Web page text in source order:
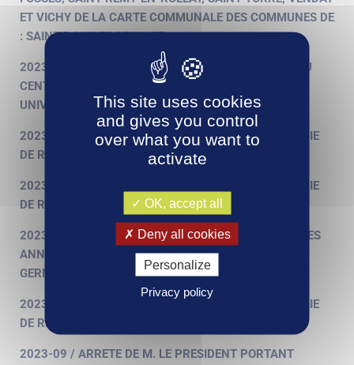
ET VICHY DE LA CARTE COMMUNALE DES COMMUNES DE
: SAINT-PONT ET SEUILLET
2023-04 / FERMETURE DES TERRAINS GAZONNES DU
CENTRE OMNISPORTS DE VICHY ET DU STADE
UNIVERSITAIRE
2023-05 / ARRETE NOMINATION MANDATAIRE – REGIE
DE RECETTES STADE AQUATIQUE
2023-06 / ARRETE NOMINATION MANDATAIRE – REGIE
DE RECETTES POLE UNIVERSITAIRE
2023-07 / ARRETE PORTANT SUR LA MISE A JOUR DES
ANNEXES DU PLAN LOCAL D’URBANISME DE SAINT-
GERMAIN-DES-FOSSES
2023-08 / ARRETE NOMINATION MANDATAIRE – REGIE
DE RECETTES POLE UNIVERSITAIRE
2023-09 / ARRETE DE M. LE PRESIDENT PORTANT
This site uses cookies
and gives you control
over what you want to
activate
OK, accept all
Deny all cookies
Personalize
Privacy policy